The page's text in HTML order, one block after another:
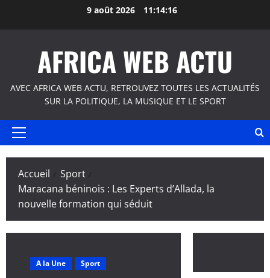
9 août 2026 11:14:17
AFRICA WEB ACTU
AVEC AFRICA WEB ACTU, RETROUVEZ TOUTES LES ACTUALITÉS
SUR LA POLITIQUE, LA MUSIQUE ET LE SPORT
Menu
Accueil
Sport
Maracana béninois : Les Experts d’Allada, la
nouvelle formation qui séduit
A la Une Sport